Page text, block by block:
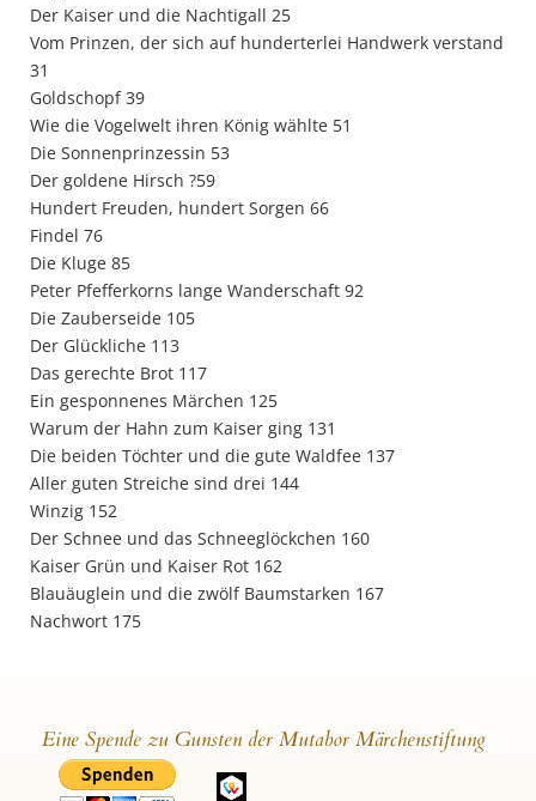
Der Kaiser und die Nachtigall 25
Vom Prinzen, der sich auf hunderterlei Handwerk verstand
31
Goldschopf 39
Wie die Vogelwelt ihren König wählte 51
Die Sonnenprinzessin 53
Der goldene Hirsch ?59
Hundert Freuden, hundert Sorgen 66
Findel 76
Die Kluge 85
Peter Pfefferkorns lange Wanderschaft 92
Die Zauberseide 105
Der Glückliche 113
Das gerechte Brot 117
Ein gesponnenes Märchen 125
Warum der Hahn zum Kaiser ging 131
Die beiden Töchter und die gute Waldfee 137
Aller guten Streiche sind drei 144
Winzig 152
Der Schnee und das Schneeglöckchen 160
Kaiser Grün und Kaiser Rot 162
Blauäuglein und die zwölf Baumstarken 167
Nachwort 175
Eine Spende zu Gunsten der Mutabor Märchenstiftung